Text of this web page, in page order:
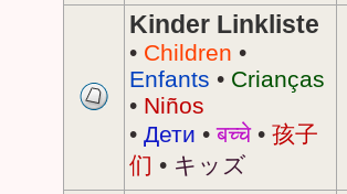
Kinder Linkliste
• Children •
Enfants • Crianças
• Niños
• Дети •बच्चे• 孩子
们 • キッズ